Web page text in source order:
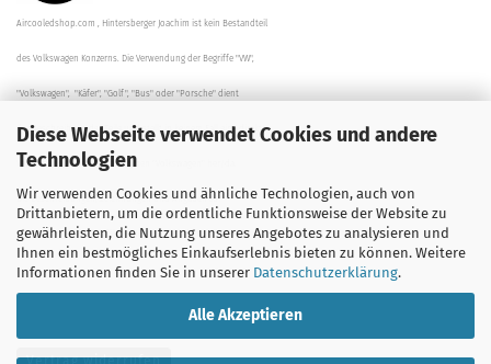
Diese Webseite verwendet Cookies und andere
Technologien
Wir verwenden Cookies und ähnliche Technologien, auch von
Drittanbietern, um die ordentliche Funktionsweise der Website zu
gewährleisten, die Nutzung unseres Angebotes zu analysieren und
Ihnen ein bestmögliches Einkaufserlebnis bieten zu können. Weitere
Informationen finden Sie in unserer Datenschutzerklärung.
Alle Akzeptieren
Aircooledshop.com , Hintersberger Joachim ist kein Bestandteil
des Volkswagen Konzerns. Die Verwendung der Begriffe "VW",
"Volkswagen", "Käfer", "Golf", "Bus" oder "Porsche" dient
der Beschreibung der Teile und stellt in keinem Fall eine direkte
Verbindung zu dem Unternehmen "Volkswagen" her/da.
Die Beschreibungen, Zeichnungen und Angaben zur
Verwendung sind sorgfältig überprüft worden.
Vertrag widerrufen